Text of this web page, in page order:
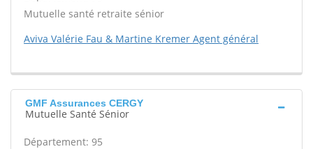
Mutuelle santé retraite sénior
Aviva Valérie Fau & Martine Kremer Agent général
GMF Assurances CERGY
Mutuelle Santé Sénior
Département: 95